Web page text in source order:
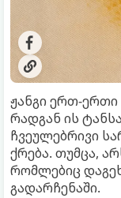
ჟანგი ერთ-
რადგან ის
ჩვეულებრივი
ქრება. თუმცა,
რომლებიც
გადარჩენაში.